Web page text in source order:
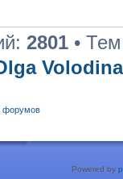
2801 •
Volodina
форумов
Powered by